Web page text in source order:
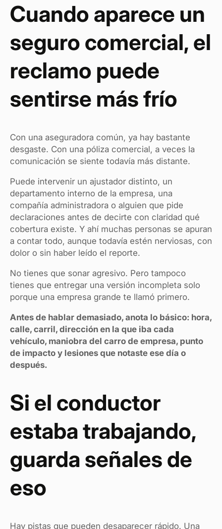
Cuando aparece un
seguro comercial, el
reclamo puede
sentirse más frío
Con una aseguradora común, ya hay bastante
desgaste. Con una póliza comercial, a veces la
comunicación se siente todavía más distante.
Puede intervenir un ajustador distinto, un
departamento interno de la empresa, una
compañía administradora o alguien que pide
declaraciones antes de decirte con claridad qué
cobertura existe. Y ahí muchas personas se apuran
a contar todo, aunque todavía estén nerviosas, con
dolor o sin haber leído el reporte.
No tienes que sonar agresivo. Pero tampoco
tienes que entregar una versión incompleta solo
porque una empresa grande te llamó primero.
Antes de hablar demasiado, anota lo básico: hora,
calle, carril, dirección en la que iba cada
vehículo, maniobra del carro de empresa, punto
de impacto y lesiones que notaste ese día o
después.
Si el conductor
estaba trabajando,
guarda señales de
eso
Hay pistas que pueden desaparecer rápido. Una